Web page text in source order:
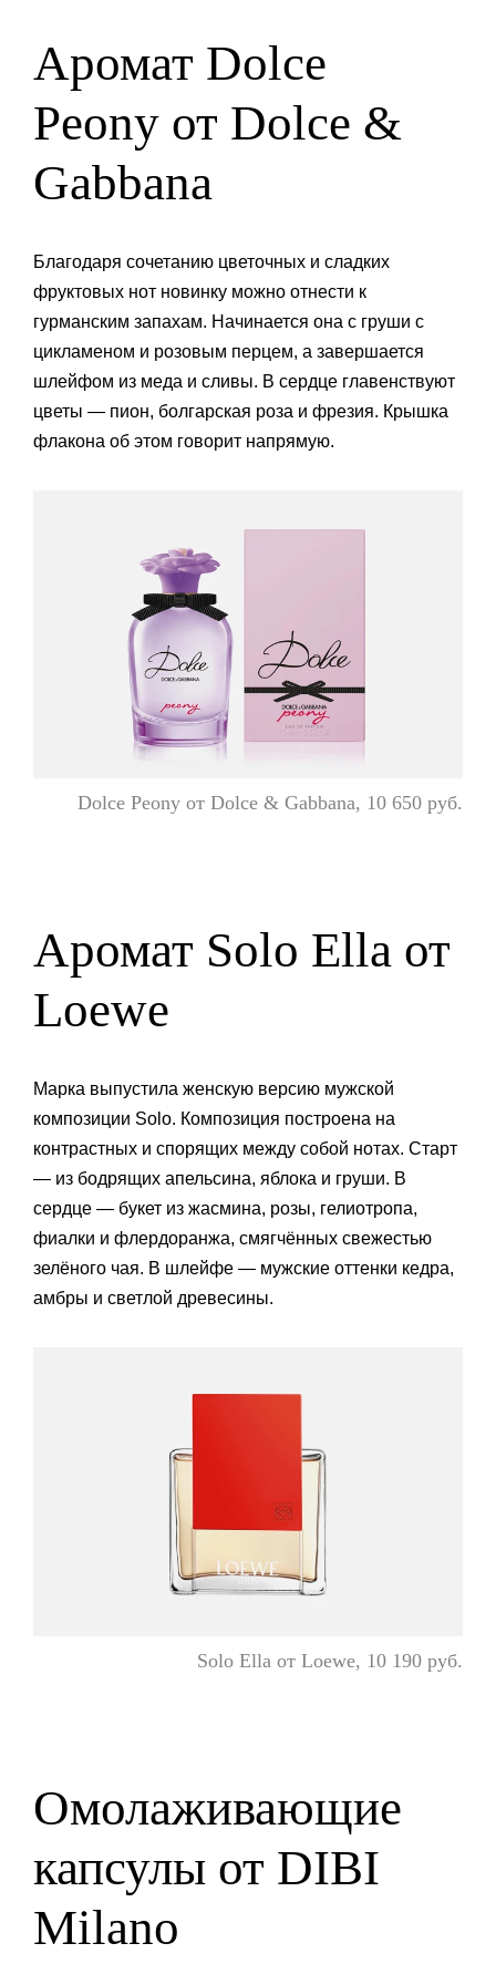
Аромат Dolce
Peony от Dolce &
Gabbana
Благодаря сочетанию цветочных и сладких
фруктовых нот новинку можно отнести к
гурманским запахам. Начинается она с груши с
цикламеном и розовым перцем, а завершается
шлейфом из меда и сливы. В сердце главенствуют
цветы — пион, болгарская роза и фрезия. Крышка
флакона об этом говорит напрямую.
Dolce Peony от Dolce & Gabbana, 10 650 руб.
Аромат Solo Ella от
Loewe
Марка выпустила женскую версию мужской
композиции Solo. Композиция построена на
контрастных и спорящих между собой нотах. Старт
— из бодрящих апельсина, яблока и груши. В
сердце — букет из жасмина, розы, гелиотропа,
фиалки и флердоранжа, смягчённых свежестью
зелёного чая. В шлейфе — мужские оттенки кедра,
амбры и светлой древесины.
Solo Ella от Loewe, 10 190 руб.
Омолаживающие
капсулы от DIBI
Milano